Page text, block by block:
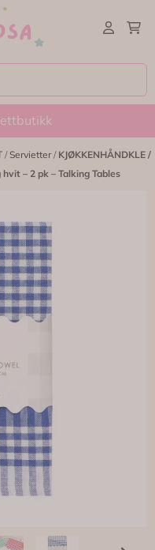
/Servietter/ KJØKKENHÅNDKLE /
hvit – 2 pk – Talking Tables